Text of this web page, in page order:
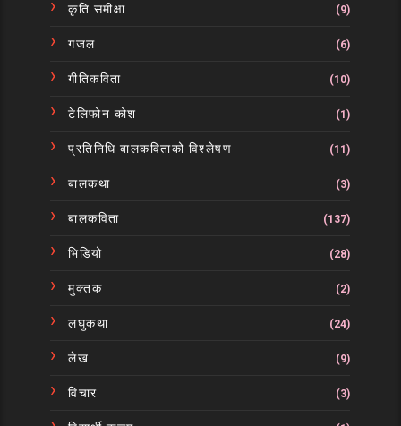
कृति समीक्षा (9)
गजल (6)
गीतिकविता (10)
टेलिफोन कोश (1)
प्रतिनिधि बालकविताको विश्लेषण (11)
बालकथा (3)
बालकविता (137)
भिडियो (28)
मुक्तक (2)
लघुकथा (24)
लेख (9)
विचार (3)